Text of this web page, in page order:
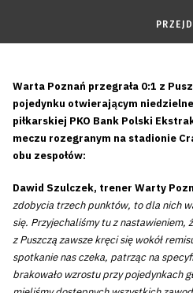
Warta Poznań przegrała 0:1 z
pojedynku otwierającym
piłkarskiej PKO Bank Polski
meczu rozegranym na stadionie
obu zespołów:
Dawid Szulczek, trener Warty
zdobycia trzech punktów, to dla nich
się. Przyjechaliśmy tu z nastawieniem,
z Puszczą zawsze kręci się wokół
spotkanie nas czeka, patrząc na
brakowało wzrostu przy pojedynkach